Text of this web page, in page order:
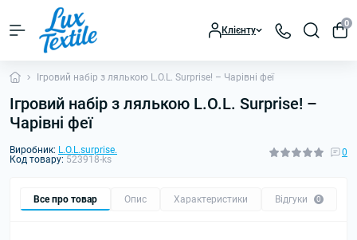
Клієнту
0
Ігровий набір з лялькою L.O.L. Surprise! – Чарівні феї
Ігровий набір з лялькою L.O.L. Surprise! –
Чарівні феї
Виробник: L.O.L.surprise.
Код товару: 523918-ks
0
Все про товар Опис Характеристики Відгуки 0